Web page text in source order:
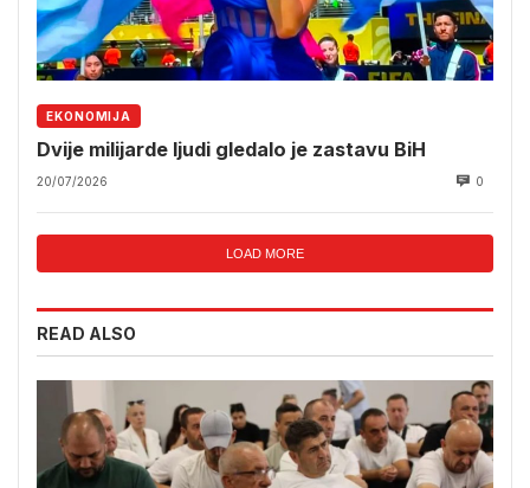
EKONOMIJA
Dvije milijarde ljudi gledalo je zastavu BiH
20/07/2026 0
LOAD MORE
READ ALSO